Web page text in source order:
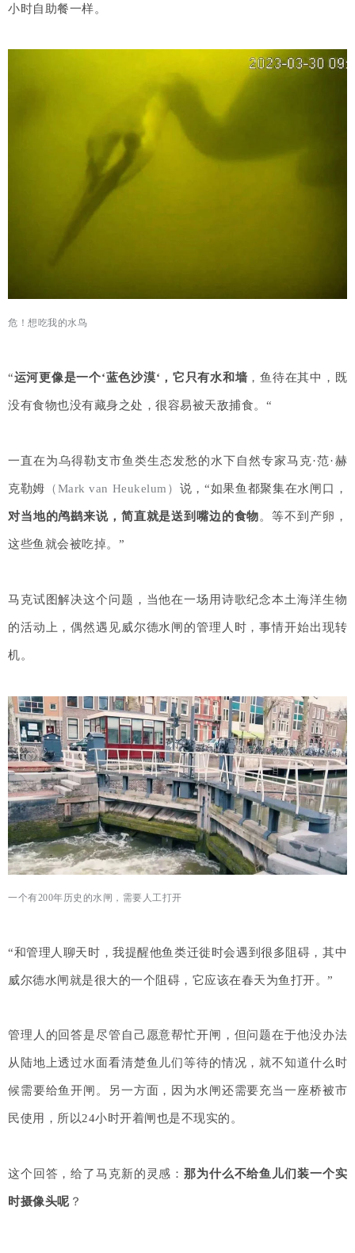
小时自助餐一样。
危！想吃我的水鸟
“运河更像是一个‘蓝色沙漠‘，它只有水和墙，鱼待在其中，既
没有食物也没有藏身之处，很容易被天敌捕食。“
一直在为乌得勒支市鱼类生态发愁的水下自然专家马克·范·赫
克勒姆 （Mark van Heukelum） 说，“如果鱼都聚集在水闸口，
对当地的鸬鹚来说，简直就是送到嘴边的食物。等不到产卵，
这些鱼就会被吃掉。”
马克试图解决这个问题，当他在一场用诗歌纪念本土海洋生物
的活动上，偶然遇见威尔德水闸的管理人时，事情开始出现转
机。
一个有200年历史的水闸，需要人工打开
“和管理人聊天时，我提醒他鱼类迁徙时会遇到很多阻碍，其中
威尔德水闸 就是很大的一个阻碍，它应该在春天为鱼打开。”
管理人的回答是尽管自己愿意帮忙开闸，但问题在于他没办法
从陆地上透过水面看清楚鱼儿们等待的情况，就不知道什么时
候需要给鱼开闸。另一方面，因为水闸还需要充当一座桥被市
民使用，所以24小时开着闸也是不现实的。
这个回答，给了马克新的灵感：那为什么不给鱼儿们装一个实
时摄像头呢 ？